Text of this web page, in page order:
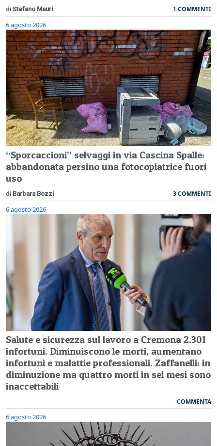
di Stefano Mauri 1 COMMENTI
6 agosto 2026
“Sporcaccioni” selvaggi in via Cascina Spalle:
abbandonata persino una fotocopiatrice fuori
uso
di Barbara Bozzi 3 COMMENTI
6 agosto 2026
Salute e sicurezza sul lavoro a Cremona 2.301
infortuni. Diminuiscono le morti, aumentano
infortuni e malattie professionali. Zaffanelli: in
diminuzione ma quattro morti in sei mesi sono
inaccettabili
COMMENTA
6 agosto 2026